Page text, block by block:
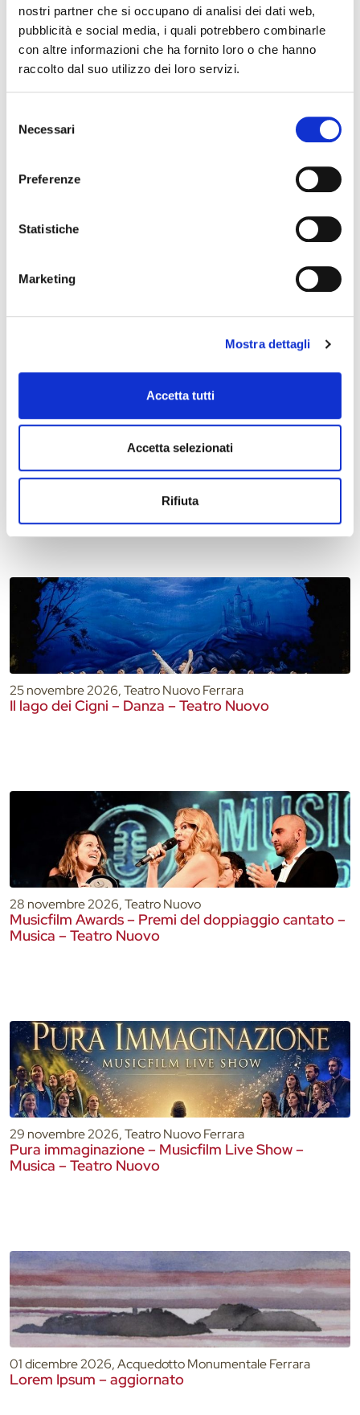
nostri partner che si occupano di analisi dei dati web,
pubblicità e social media, i quali potrebbero combinarle
con altre informazioni che ha fornito loro o che hanno
raccolto dal suo utilizzo dei loro servizi.
delNecessari
Preferenze
Statistiche
Marketing
Mostra dettagli
Accetta tutti
Accetta selezionati
Rifiuta
19 novembre 2026, Teatro Comunale Claudio Abbado
Stagione Concertistica – Budapest Festival
Orchestra – Teatro Comunale
21 novembre 2026 - 22 novembre 2026, Teatro Nuovo
Predatori di Pianura – Teatro Nuovo
22 novembre 2026, Teatro Comunale Claudio Abbado
Extra al Teatro Comunale: Picchiamoci
25 novembre 2026, Teatro Nuovo Ferrara
Il lago dei Cigni – Danza – Teatro Nuovo
28 novembre 2026, Teatro Nuovo
Musicfilm Awards – Premi del doppiaggio cantato –
Musica – Teatro Nuovo
29 novembre 2026, Teatro Nuovo Ferrara
Pura immaginazione – Musicfilm Live Show –
Musica – Teatro Nuovo
01 dicembre 2026, Acquedotto Monumentale Ferrara
Lorem Ipsum – aggiornato